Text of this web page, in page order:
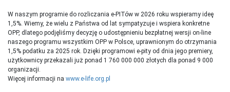
W naszym programie do rozliczania e-PITów w 2026 roku wspieramy ideę
1,5%. Wiemy, że wielu z Państwa od lat sympatyzuje i wspiera konkretne
OPP, dlatego podjęliśmy decyzję o udostępnieniu bezpłatnej wersji on-line
naszego programu wszystkim OPP w Polsce, uprawnionym do otrzymania
1,5% podatku za 2025 rok. Dzięki programowi e-pity od dnia jego premiery,
użytkownicy przekazali już ponad 1 760 000 000 złotych dla ponad 9 000
organizacji.
Więcej informacji na www.e-life.org.pl